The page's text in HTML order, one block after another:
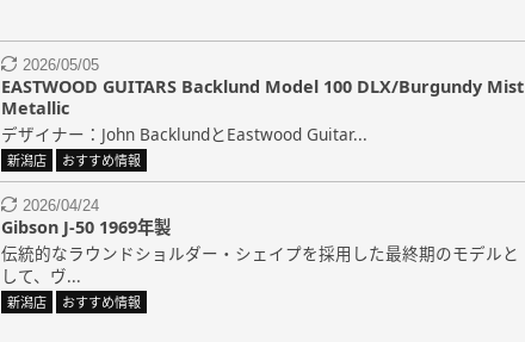
2026/05/05
EASTWOOD GUITARS Backlund Model 100 DLX/Burgundy Mist
Metallic
デザイナー：John BacklundとEastwood Guitar...
新潟店 おすすめ情報
2026/04/24
Gibson J-50 1969年製
伝統的なラウンドショルダー・シェイプを採用した最終期のモデルと
して、ヴ...
新潟店 おすすめ情報